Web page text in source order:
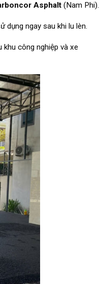
Asphalt (Nam Phi).
dụng ngay sau khi lu lèn.
công nghiệp và xe